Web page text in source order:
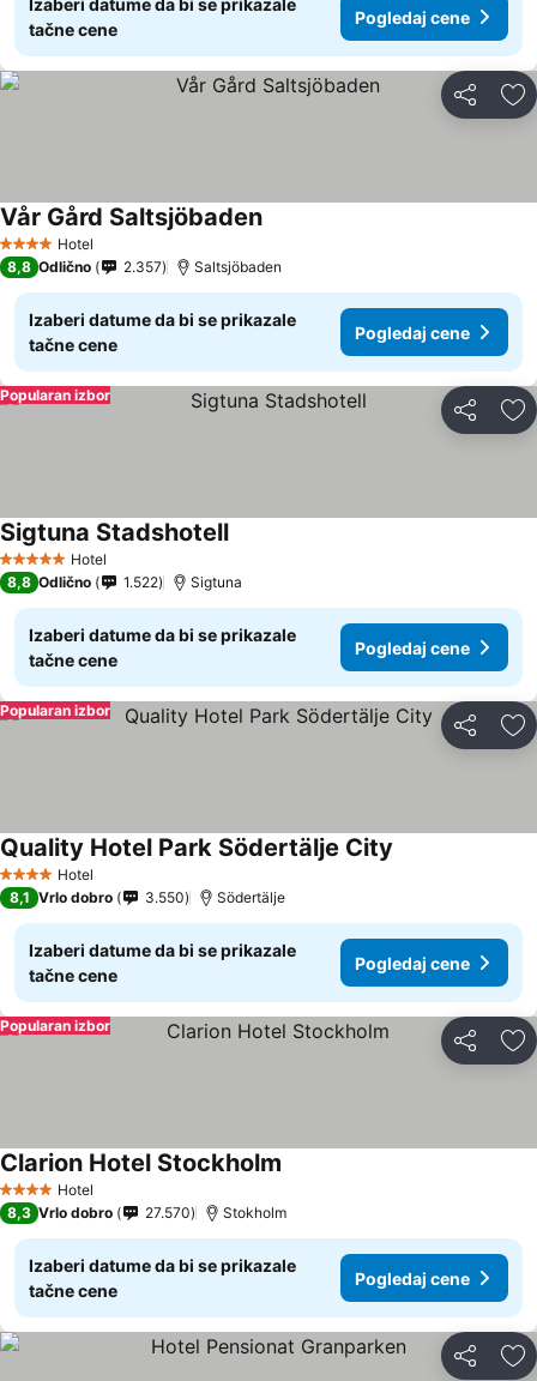
Izaberi datume da bi se prikazale
tačne cene
Pogledaj cene
Deli
4 ZvezdiceHotel
Vår Gård Saltsjöbaden
8,8 Odlično 2.357 Saltsjöbaden
Izaberi datume da bi se prikazale
tačne cene
Pogledaj cene
Deli
Popularan izbor
5 ZvezdiceHotel
Sigtuna Stadshotell
8,8 Odlično 1.522 Sigtuna
Izaberi datume da bi se prikazale
tačne cene
Pogledaj cene
Deli
Popularan izbor
4 ZvezdiceHotel
Quality Hotel Park Södertälje City
8,1 Vrlo dobro 3.550 Södertälje
Izaberi datume da bi se prikazale
tačne cene
Pogledaj cene
Deli
Popularan izbor
4 ZvezdiceHotel
Clarion Hotel Stockholm
8,3 Vrlo dobro 27.570 Stokholm
Izaberi datume da bi se prikazale
tačne cene
Pogledaj cene
Deli